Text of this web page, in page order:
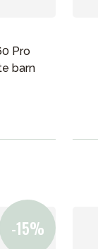
Pro
barn